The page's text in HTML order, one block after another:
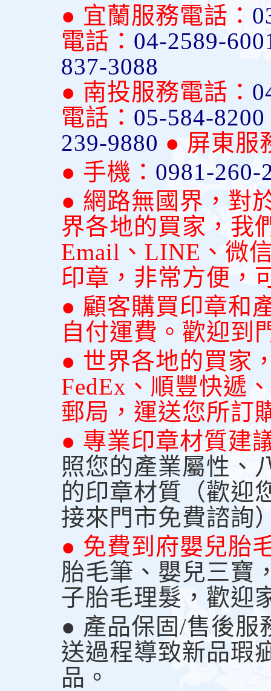
● 宜蘭服務電話：
電話： 04-2589-
837-3088
● 南投服務電話：
電話： 05-584-8200
239-9880 ● 屏東服
● 手機： 0981-260-
● 網路無國界，對
界各地的買家，我
Email、LINE、微
印章，非常方便，
● 顧客購買印章和
自付運費。歡迎到
● 世界各地的買家
FedEx、順豐快遞
郵局，運送您所訂
● 專業印章材質建
照您的產業屬性、
的印章材質（歡迎
接來門市免費諮詢
● 免費到府嬰兒胎
胎毛筆、嬰兒三寶
子胎毛理髮，歡迎
● 產品保固/售後服
送過程導致新品瑕
品。